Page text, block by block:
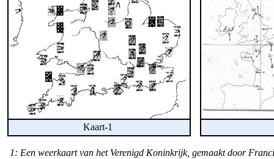
Kaart-1
1: Een weerkaart van het Verenigd Koninkrijk, gemaakt door